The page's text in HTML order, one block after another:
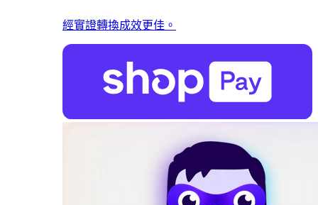
經實證轉換成效更佳。